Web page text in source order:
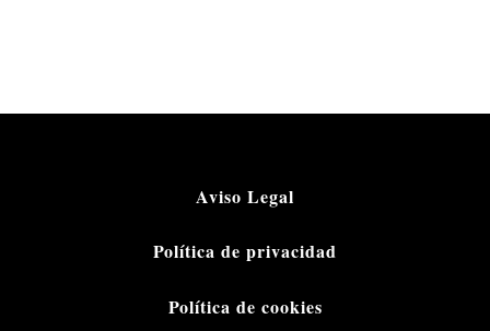
Aviso Legal
Política de privacidad
Política de cookies